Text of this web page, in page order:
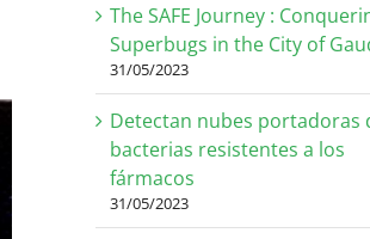
The SAFE Journey :
Superbugs in the City of
31/05/2023
Detectan nubes portadoras
bacterias resistentes a los
fármacos
31/05/2023